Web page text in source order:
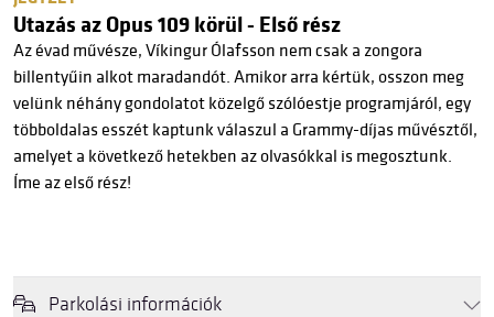
Utazás az Opus 109 körül - Első rész
Az évad művésze, Víkingur Ólafsson nem csak a zongora
billentyűin alkot maradandót. Amikor arra kértük, osszon meg
velünk néhány gondolatot közelgő szólóestje programjáról, egy
többoldalas esszét kaptunk válaszul a Grammy-díjas művésztől,
amelyet a következő hetekben az olvasókkal is megosztunk.
Íme az első rész!
Parkolási információk